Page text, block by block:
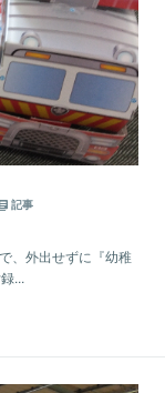
記事
、外出せずに『幼稚
...